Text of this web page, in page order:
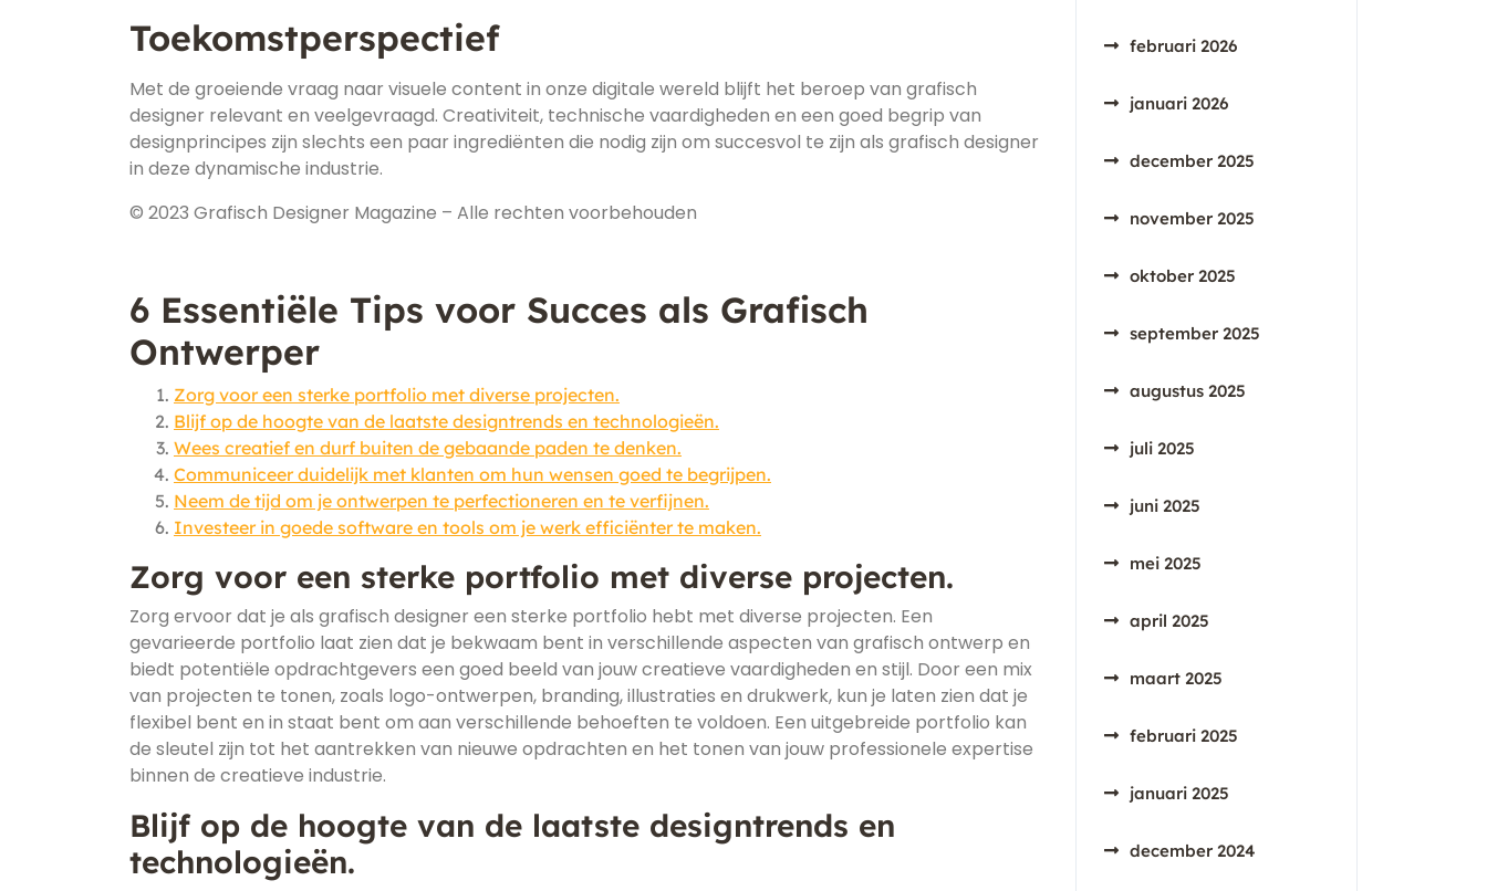
Toekomstperspectief
Met de groeiende vraag naar visuele content in onze digitale wereld blijft het beroep van grafisch
designer relevant en veelgevraagd. Creativiteit, technische vaardigheden en een goed begrip van
designprincipes zijn slechts een paar ingrediënten die nodig zijn om succesvol te zijn als grafisch designer
in deze dynamische industrie.
© 2023 Grafisch Designer Magazine – Alle rechten voorbehouden
6 Essentiële Tips voor Succes als Grafisch
Ontwerper
Zorg voor een sterke portfolio met diverse projecten.
Blijf op de hoogte van de laatste designtrends en technologieën.
Wees creatief en durf buiten de gebaande paden te denken.
Communiceer duidelijk met klanten om hun wensen goed te begrijpen.
Neem de tijd om je ontwerpen te perfectioneren en te verfijnen.
Investeer in goede software en tools om je werk efficiënter te maken.
Zorg voor een sterke portfolio met diverse projecten.
Zorg ervoor dat je als grafisch designer een sterke portfolio hebt met diverse projecten. Een
gevarieerde portfolio laat zien dat je bekwaam bent in verschillende aspecten van grafisch ontwerp en
biedt potentiële opdrachtgevers een goed beeld van jouw creatieve vaardigheden en stijl. Door een mix
van projecten te tonen, zoals logo-ontwerpen, branding, illustraties en drukwerk, kun je laten zien dat je
flexibel bent en in staat bent om aan verschillende behoeften te voldoen. Een uitgebreide portfolio kan
de sleutel zijn tot het aantrekken van nieuwe opdrachten en het tonen van jouw professionele expertise
binnen de creatieve industrie.
Blijf op de hoogte van de laatste designtrends en
technologieën.
februari 2026
januari 2026
december 2025
november 2025
oktober 2025
september 2025
augustus 2025
juli 2025
juni 2025
mei 2025
april 2025
maart 2025
februari 2025
januari 2025
december 2024